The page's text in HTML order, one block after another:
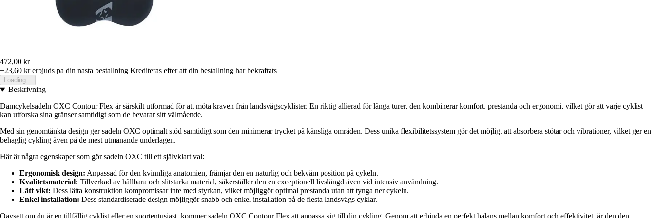
472,00 kr
+23,60 krerbjuds pa din nasta bestallning Krediteras efter att din bestallning har bekraftats
Loading...
Beskrivning
Damcykelsadeln OXC Contour Flex är särskilt utformad för att möta kraven från landsvägscyklister. En riktig allierad för långa turer, den kombinerar komfort, prestanda och ergonomi, vilket gör att varje cyklist
kan utforska sina gränser samtidigt som de bevarar sitt välmående.
Med sin genomtänkta design ger sadeln OXC optimalt stöd samtidigt som den minimerar trycket på känsliga områden. Dess unika flexibilitetssystem gör det möjligt att absorbera stötar och vibrationer, vilket ger en
behaglig cykling även på de mest utmanande underlagen.
Här är några egenskaper som gör sadeln OXC till ett självklart val:
Ergonomisk design: Anpassad för den kvinnliga anatomien, främjar den en naturlig och bekväm position på cykeln.
Kvalitetsmaterial: Tillverkad av hållbara och slitstarka material, säkerställer den en exceptionell livslängd även vid intensiv användning.
Lätt vikt: Dess lätta konstruktion kompromissar inte med styrkan, vilket möjliggör optimal prestanda utan att tynga ner cykeln.
Enkel installation: Dess standardiserade design möjliggör snabb och enkel installation på de flesta landsvägs cyklar.
Oavsett om du är en tillfällig cyklist eller en sportentusiast, kommer sadeln OXC Contour Flex att anpassa sig till din cykling. Genom att erbjuda en perfekt balans mellan komfort och effektivitet, är den den